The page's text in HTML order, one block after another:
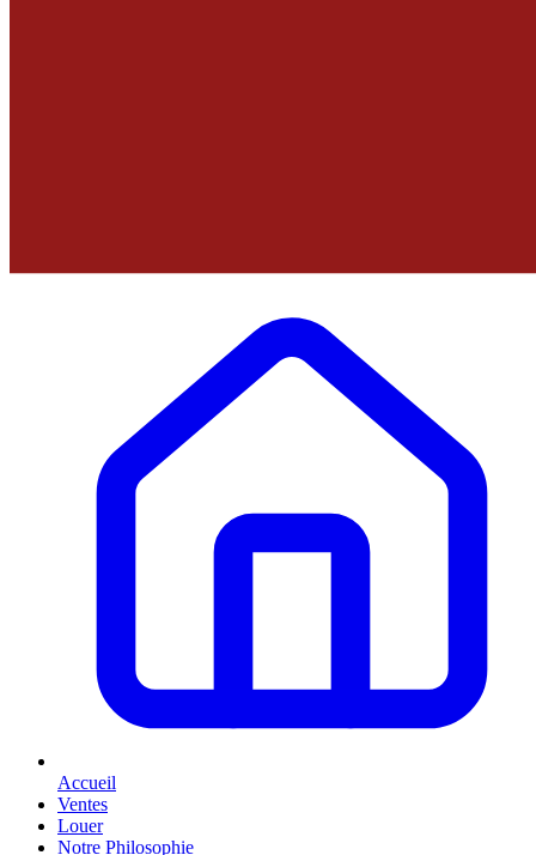
Accueil
Ventes
Louer
Notre Philosophie